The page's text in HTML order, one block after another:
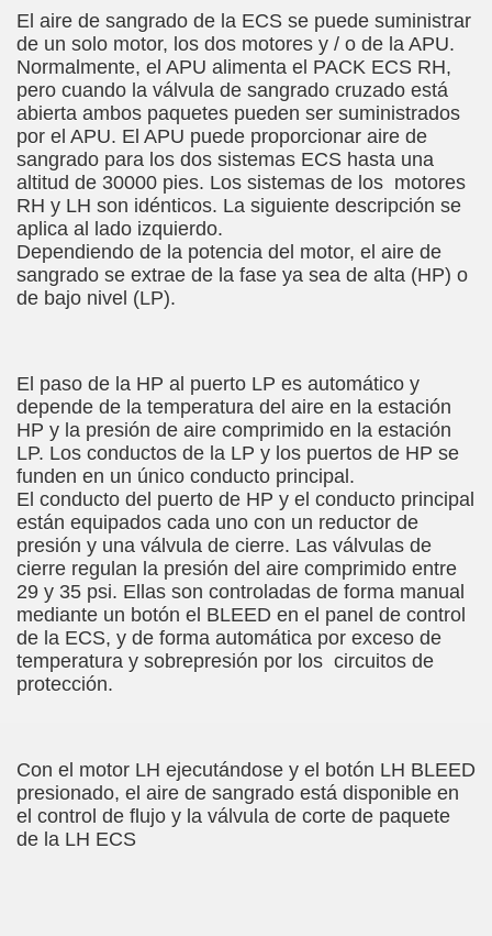
El aire de sangrado de la ECS se puede suministrar
de un solo motor, los dos motores y / o de la APU.
Normalmente, el APU alimenta el PACK ECS RH,
pero cuando la válvula de sangrado cruzado está
abierta ambos paquetes pueden ser suministrados
por el APU. El APU puede proporcionar aire de
sangrado para los dos sistemas ECS hasta una
altitud de 30000 pies. Los sistemas de los motores
RH y LH son idénticos. La siguiente descripción se
aplica al lado izquierdo.
Dependiendo de la potencia del motor, el aire de
sangrado se extrae de la fase ya sea de alta (HP) o
de bajo nivel (LP).
El paso de la HP al puerto LP es automático y
depende de la temperatura del aire en la estación
HP y la presión de aire comprimido en la estación
LP. Los conductos de la LP y los puertos de HP se
funden en un único conducto principal.
El conducto del puerto de HP y el conducto principal
están equipados cada uno con un reductor de
presión y una válvula de cierre. Las válvulas de
cierre regulan la presión del aire comprimido entre
29 y 35 psi. Ellas son controladas de forma manual
mediante un botón el BLEED en el panel de control
de la ECS, y de forma automática por exceso de
temperatura y sobrepresión por los circuitos de
protección.
Con el motor LH ejecutándose y el botón LH BLEED
presionado, el aire de sangrado está disponible en
el control de flujo y la válvula de corte de paquete
de la LH ECS